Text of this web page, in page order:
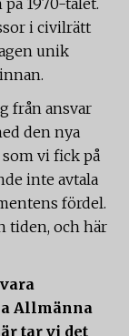
1970-talet.
i civilrätt
unik
från ansvar
den nya
vi fick på
inte avtala
fördel.
tiden, och här
Allmänna
tar vi det